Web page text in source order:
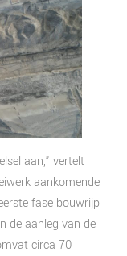
aan,” vertelt
aankomende
fase bouwrijp
de aanleg van de
circa 70